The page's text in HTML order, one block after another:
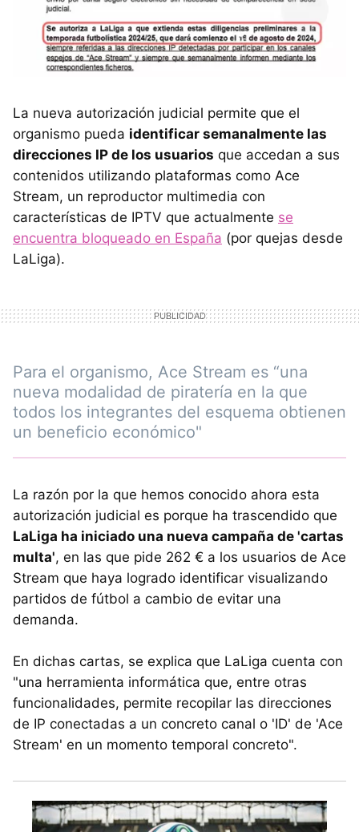
La nueva autorización judicial permite que el
organismo pueda identificar semanalmente las
direcciones IP de los usuarios que accedan a sus
contenidos utilizando plataformas como Ace
Stream, un reproductor multimedia con
características de IPTV que actualmente se
encuentra bloqueado en España (por quejas desde
LaLiga).
Para el organismo, Ace Stream es “una
nueva modalidad de piratería en la que
todos los integrantes del esquema obtienen
un beneficio económico"
La razón por la que hemos conocido ahora esta
autorización judicial es porque ha trascendido que
LaLiga ha iniciado una nueva campaña de 'cartas
multa', en las que pide 262 € a los usuarios de Ace
Stream que haya logrado identificar visualizando
partidos de fútbol a cambio de evitar una
demanda.
En dichas cartas, se explica que LaLiga cuenta con
"una herramienta informática que, entre otras
funcionalidades, permite recopilar las direcciones
de IP conectadas a un concreto canal o 'ID' de 'Ace
Stream' en un momento temporal concreto".